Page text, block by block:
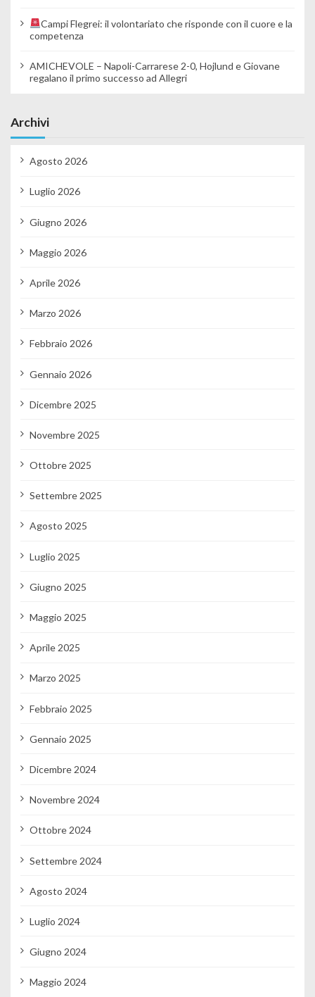
Campi Flegrei: il volontariato che risponde con il cuore e la
competenza
AMICHEVOLE – Napoli-Carrarese 2-0, Hojlund e Giovane
regalano il primo successo ad Allegri
Archivi
Agosto 2026
Luglio 2026
Giugno 2026
Maggio 2026
Aprile 2026
Marzo 2026
Febbraio 2026
Gennaio 2026
Dicembre 2025
Novembre 2025
Ottobre 2025
Settembre 2025
Agosto 2025
Luglio 2025
Giugno 2025
Maggio 2025
Aprile 2025
Marzo 2025
Febbraio 2025
Gennaio 2025
Dicembre 2024
Novembre 2024
Ottobre 2024
Settembre 2024
Agosto 2024
Luglio 2024
Giugno 2024
Maggio 2024